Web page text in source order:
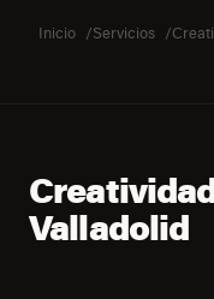
Inicio Servicios
Valladolid